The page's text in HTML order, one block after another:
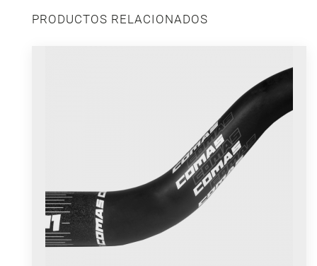
PRODUCTOS RELACIONADOS